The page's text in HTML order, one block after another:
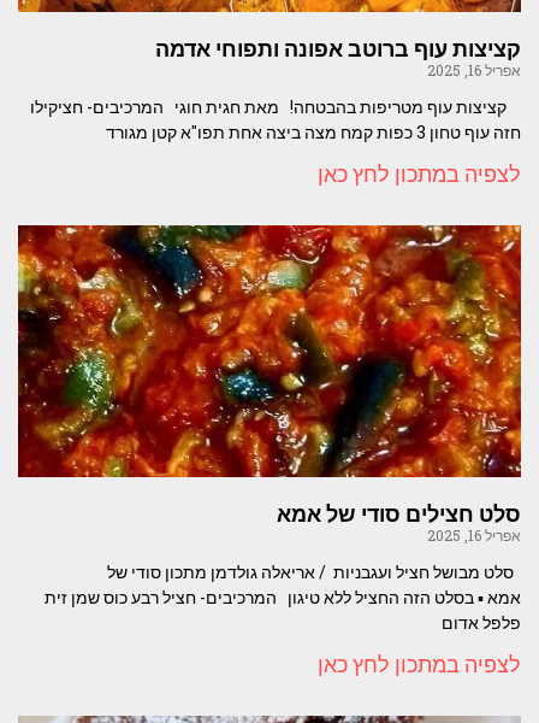
קציצות עוף ברוטב אפונה ותפוחי אדמה
אפריל 16, 2025
קציצות עוף מטריפות בהבטחה! מאת חגית חוגי המרכיבים- חציקילו
חזה עוף טחון 3 כפות קמח מצה ביצה אחת תפו"א קטן מגורד
לצפיה במתכון לחץ כאן
סלט חצילים סודי של אמא
אפריל 16, 2025
סלט מבושל חציל ועגבניות / אריאלה גולדמן מתכון סודי של
אמא ▪︎ בסלט הזה החציל ללא טיגון המרכיבים- חציל רבע כוס שמן זית
פלפל אדום
לצפיה במתכון לחץ כאן